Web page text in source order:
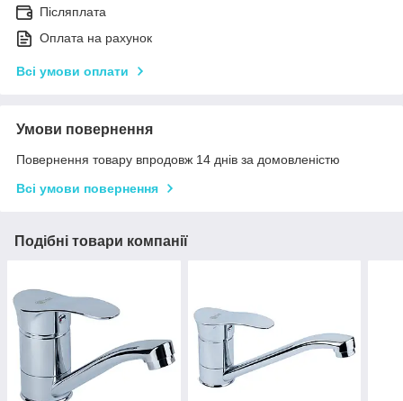
Післяплата
Оплата на рахунок
Всі умови оплати
Умови повернення
Повернення товару впродовж 14 днів за домовленістю
Всі умови повернення
Подібні товари компанії